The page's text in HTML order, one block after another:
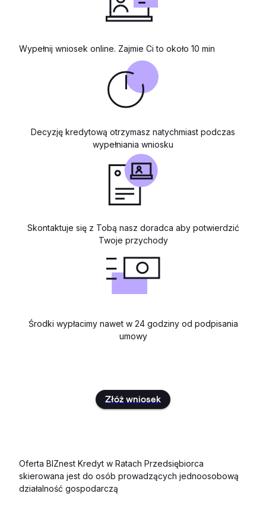
Wypełnij wniosek online. Zajmie Ci to około 10 min
Decyzję kredytową otrzymasz natychmiast podczas
wypełniania wniosku
Skontaktuje się z Tobą nasz doradca aby potwierdzić
Twoje przychody
Środki wypłacimy nawet w 24 godziny od podpisania
umowy
Złóż wniosek
Oferta BIZnest Kredyt w Ratach Przedsiębiorca
skierowana jest do osób prowadzących jednoosobową
działalność gospodarczą